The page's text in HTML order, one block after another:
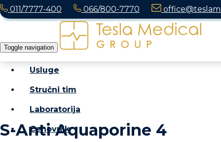
011/7777-400 066/800-7770
Toggle navigation
Usluge
Stručni tim
Laboratorija
Cenovnik
S-Anti Aquaporine 4